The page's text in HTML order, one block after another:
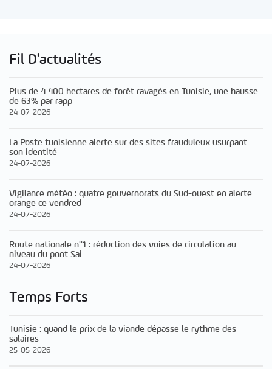
Fil D'actualités
Plus de 4 400 hectares de forêt ravagés en Tunisie, une hausse
de 63% par rapp
24-07-2026
La Poste tunisienne alerte sur des sites frauduleux usurpant
son identité
24-07-2026
Vigilance météo : quatre gouvernorats du Sud-ouest en alerte
orange ce vendred
24-07-2026
Route nationale n°1 : réduction des voies de circulation au
niveau du pont Sai
24-07-2026
Temps Forts
Tunisie : quand le prix de la viande dépasse le rythme des
salaires
25-05-2026